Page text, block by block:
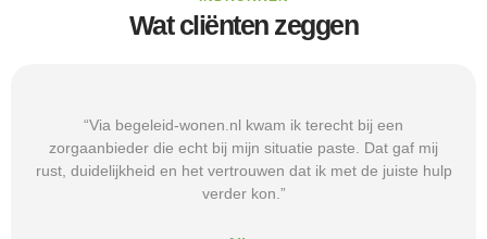
Wat cliënten zeggen
“Via begeleid-wonen.nl kwam ik terecht bij een
zorgaanbieder die echt bij mijn situatie paste. Dat gaf mij
rust, duidelijkheid en het vertrouwen dat ik met de juiste hulp
verder kon.”